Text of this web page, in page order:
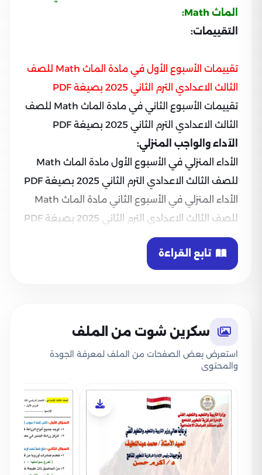
الماث Math:
التقييمات:
تقييمات الأسبوع الأول في مادة الماث Math للصف
الثالث الاعدادي الترم الثاني 2025 بصيغة PDF
تقييمات الأسبوع الثاني في مادة الماث Math للصف
الثالث الاعدادي الترم الثاني 2025 بصيغة PDF
الآداء والواجب المنزلي:
الأداء المنزلي في الأسبوع الأول مادة الماث Math
للصف الثالث الاعدادي الترم الثاني 2025 بصيغة PDF
الأداء المنزلي في الأسبوع الثاني مادة الماث Math
للصف الثالث الاعدادي الترم الثاني 2025 بصيغة PDF
تابع القراءة
سكرين شوت من الملف
استعرض بعض الصفحات من الملف لمعرفة الجودة
والمحتوى